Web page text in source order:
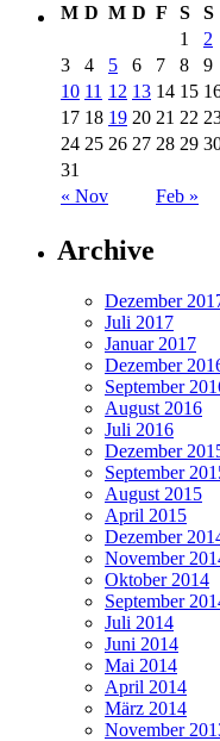
M D M D F S S
« Nov Feb »
1
2
3
4 5 6 7 8
9
10 11 12 13 14 15
17 18 19 20 21 22
24 25 26 27 28 29
31
Archive
Dezember
Juli 2017
Januar 2017
Dezember
September
August 2016
Juli 2016
Dezember
September
August 2015
April 2015
Dezember
November
Oktober 2014
September
Juli 2014
Juni 2014
Mai 2014
April 2014
März 2014
November